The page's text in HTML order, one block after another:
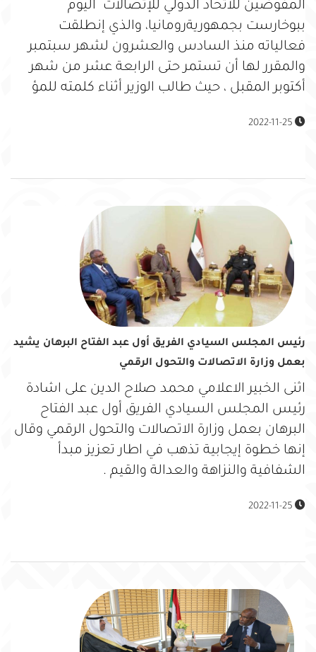
المفوضين للاتحاد الدولي للإتصالات اليوم
ببوخارست بجمهوريةرومانيا، والذي إنطلقت
فعالياته منذ السادس والعشرون لشهر سبتمبر
والمقرر لها أن تستمر حتى الرابعة عشر من شهر
أكتوبر المقبل ، حيث طالب الوزير أثناء كلمته للمؤ
رئيس المجلس السيادي الفريق أول عبد الفتاح البرهان يشيد
بعمل وزارة الاتصالات والتحول الرقمي
اثنى الخبير الاعلامي محمد صلاح الدين على اشادة
رئيس المجلس السيادي الفريق أول عبد الفتاح
البرهان بعمل وزارة الاتصالات والتحول الرقمي وقال
إنها خطوة إيجابية تذهب في اطار تعزيز مبدأ
الشفافية والنزاهة والعدالة والقيم .